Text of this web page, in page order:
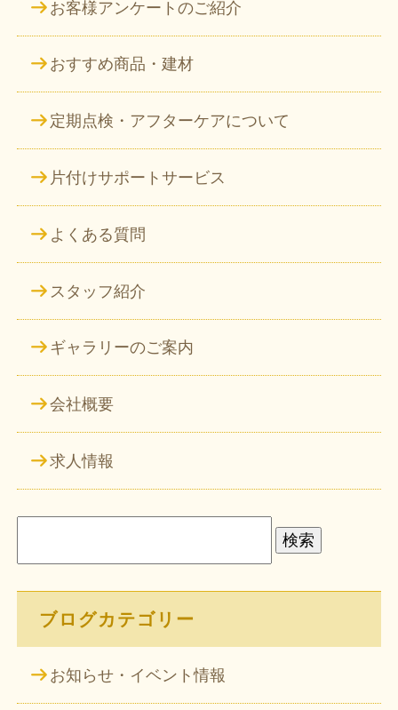
お客様アンケートのご紹介
おすすめ商品・建材
定期点検・アフターケアについて
片付けサポートサービス
よくある質問
スタッフ紹介
ギャラリーのご案内
会社概要
求人情報
ブログカテゴリー
お知らせ・イベント情報